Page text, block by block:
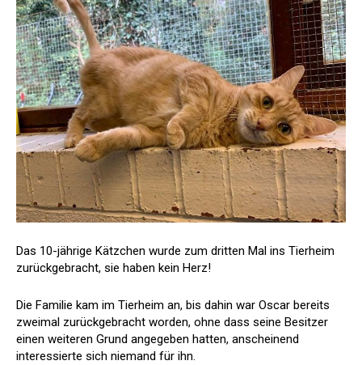
Das 10-jährige Kätzchen wurde zum dritten Mal ins Tierheim
zurückgebracht, sie haben kein Herz!
Die Familie kam im Tierheim an, bis dahin war Oscar bereits
zweimal zurückgebracht worden, ohne dass seine Besitzer
einen weiteren Grund angegeben hatten, anscheinend
interessierte sich niemand für ihn.